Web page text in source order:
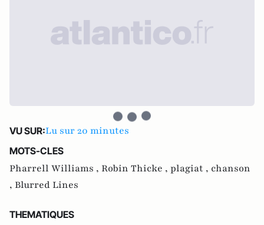
VU SUR:Lu sur 20 minutes
MOTS-CLES
Pharrell Williams , Robin Thicke , plagiat , chanson
, Blurred Lines
THEMATIQUES